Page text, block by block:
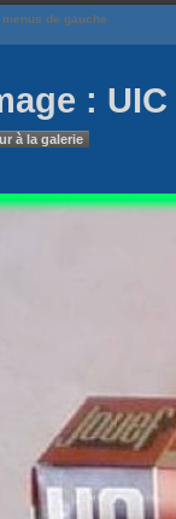
de gauche
:
à la galerie